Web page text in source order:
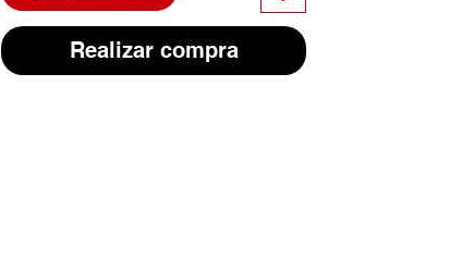
Realizar compra